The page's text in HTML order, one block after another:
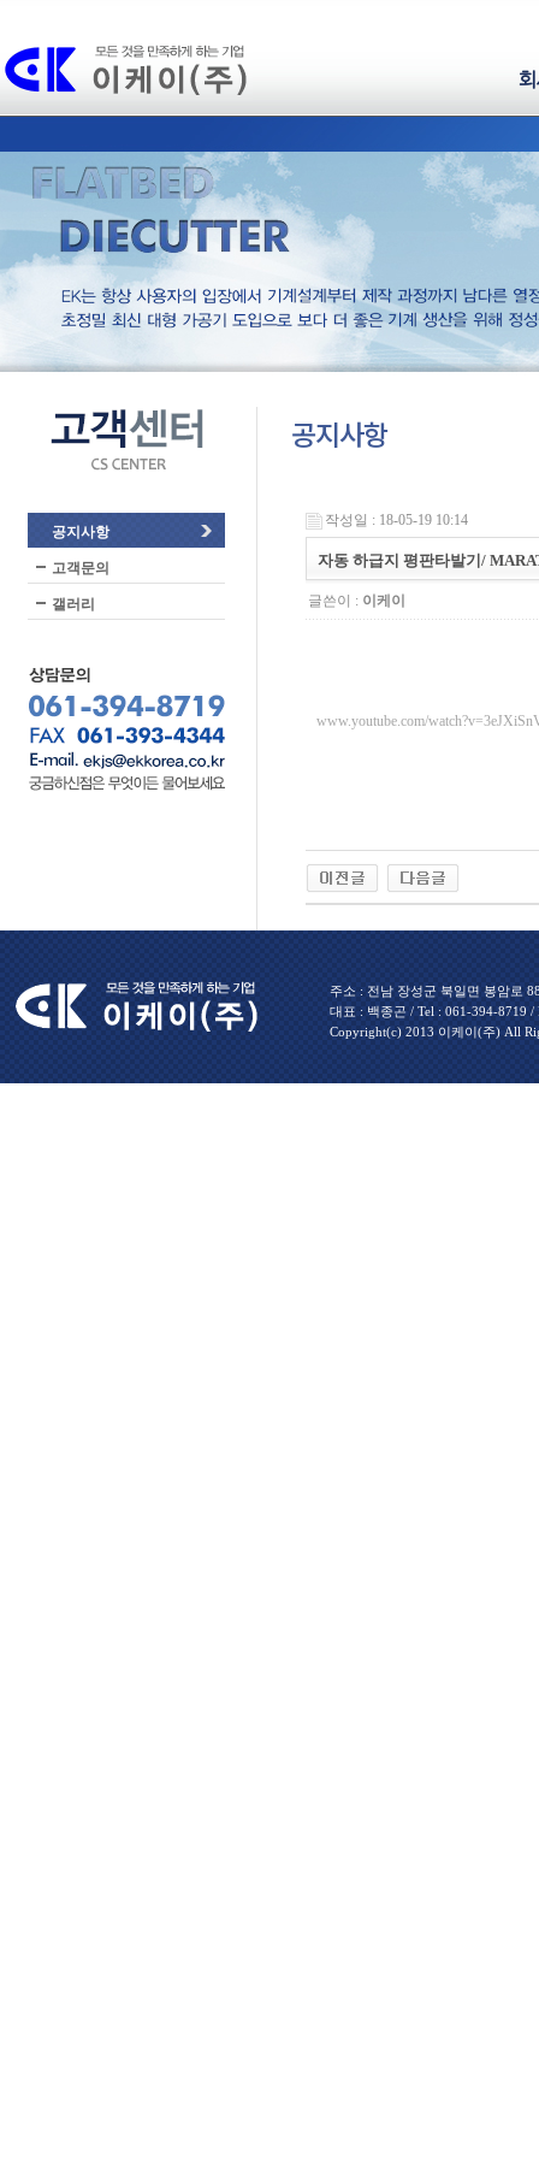
공지사항
고객문의
갤러리
공지사항
작성일 : 18-05-19 10:14
자동 하급지 평판타발기/
글쓴이 : 이케이
www.youtube.com/
주소 : 전남 장성군 북일면 봉암로
대표 : 백종곤 / Tel : 061-394-8719 /
Copyright(c) 2013 이케이(주) All